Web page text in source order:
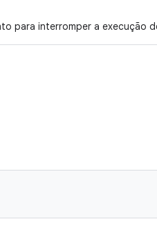
para interromper a execução